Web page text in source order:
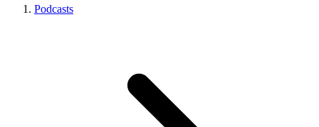
Podcasts